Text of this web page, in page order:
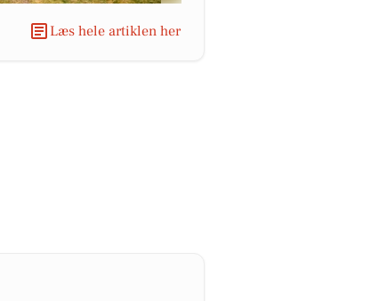
Læs hele artiklen her